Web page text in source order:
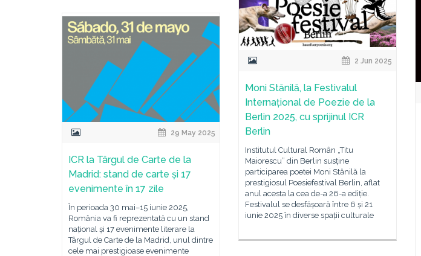
2 Jun 2025
Moni Stănilă, la Festivalul
Internațional de Poezie de la
Berlin 2025, cu sprijinul ICR
Berlin
Institutul Cultural Român „Titu
Maiorescu” din Berlin susține
participarea poetei Moni Stănilă la
prestigiosul Poesiefestival Berlin, aflat
anul acesta la cea de-a 26-a ediție.
Festivalul se desfășoară între 6 și 21
iunie 2025 în diverse spații culturale
29 May 2025
ICR la Târgul de Carte de la
Madrid: stand de carte și 17
evenimente în 17 zile
În perioada 30 mai–15 iunie 2025,
România va fi reprezentată cu un stand
național și 17 evenimente literare la
Târgul de Carte de la Madrid, unul dintre
cele mai prestigioase evenimente